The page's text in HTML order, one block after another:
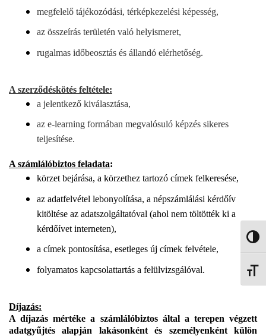
megfelelő tájékozódási, térképkezelési képesség,
az összeírás területén való helyismeret,
rugalmas időbeosztás és állandó elérhetőség.
A szerződéskötés feltétele:
a jelentkező kiválasztása,
az e-learning formában megvalósuló képzés sikeres
teljesítése.
A számlálóbiztos feladata:
körzet bejárása, a körzethez tartozó címek felkeresése,
az adatfelvétel lebonyolítása, a népszámlálási kérdőív
kitöltése az adatszolgáltatóval (ahol nem töltötték ki a
kérdőívet interneten),
a címek pontosítása, esetleges új címek felvétele,
folyamatos kapcsolattartás a felülvizsgálóval.
Díjazás:
A díjazás mértéke a számlálóbiztos által a terepen végzett
adatgyűjtés alapján lakásonként és személyenként külön